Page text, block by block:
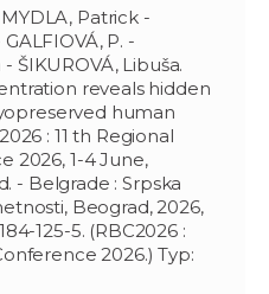
Patrick -
GALFIOVÁ, P. -
ŠIKUROVÁ, Libuša.
reveals hidden
human
: 11 th Regional
2026, 1-4 June,
- Belgrade : Srpska
Beograd, 2026,
125-5. (RBC2026 :
2026.) Typ: